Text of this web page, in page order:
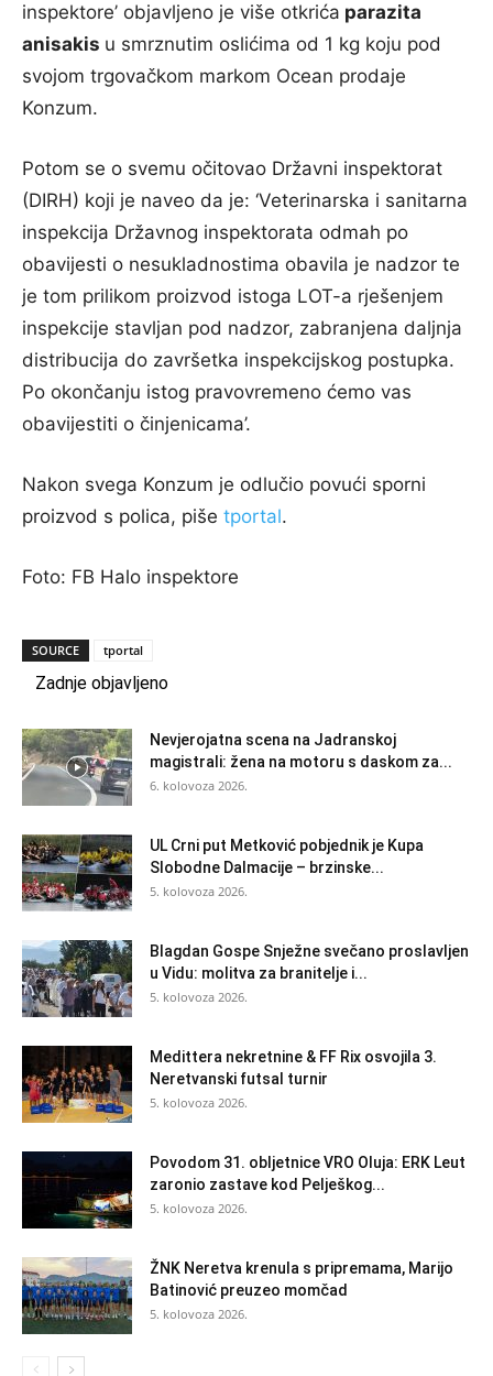
inspektore’ objavljeno je više otkrića parazita
anisakis u smrznutim oslićima od 1 kg koju pod
svojom trgovačkom markom Ocean prodaje
Konzum.
Potom se o svemu očitovao Državni inspektorat
(DIRH) koji je naveo da je: ‘Veterinarska i sanitarna
inspekcija Državnog inspektorata odmah po
obavijesti o nesukladnostima obavila je nadzor te
je tom prilikom proizvod istoga LOT-a rješenjem
inspekcije stavljan pod nadzor, zabranjena daljnja
distribucija do završetka inspekcijskog postupka.
Po okončanju istog pravovremeno ćemo vas
obavijestiti o činjenicama’.
Nakon svega Konzum je odlučio povući sporni
proizvod s polica, piše tportal.
Foto: FB Halo inspektore
SOURCE tportal
Zadnje objavljeno
Nevjerojatna scena na Jadranskoj
magistrali: žena na motoru s daskom za...
6. kolovoza 2026.
UL Crni put Metković pobjednik je Kupa
Slobodne Dalmacije – brzinske...
5. kolovoza 2026.
Blagdan Gospe Snježne svečano proslavljen
u Vidu: molitva za branitelje i...
5. kolovoza 2026.
Medittera nekretnine & FF Rix osvojila 3.
Neretvanski futsal turnir
5. kolovoza 2026.
Povodom 31. obljetnice VRO Oluja: ERK Leut
zaronio zastave kod Pelješkog...
5. kolovoza 2026.
ŽNK Neretva krenula s pripremama, Marijo
Batinović preuzeo momčad
5. kolovoza 2026.